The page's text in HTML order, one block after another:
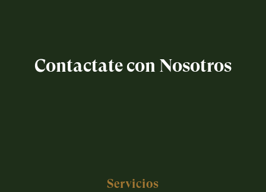
Contactate con Nosotros
Servicios